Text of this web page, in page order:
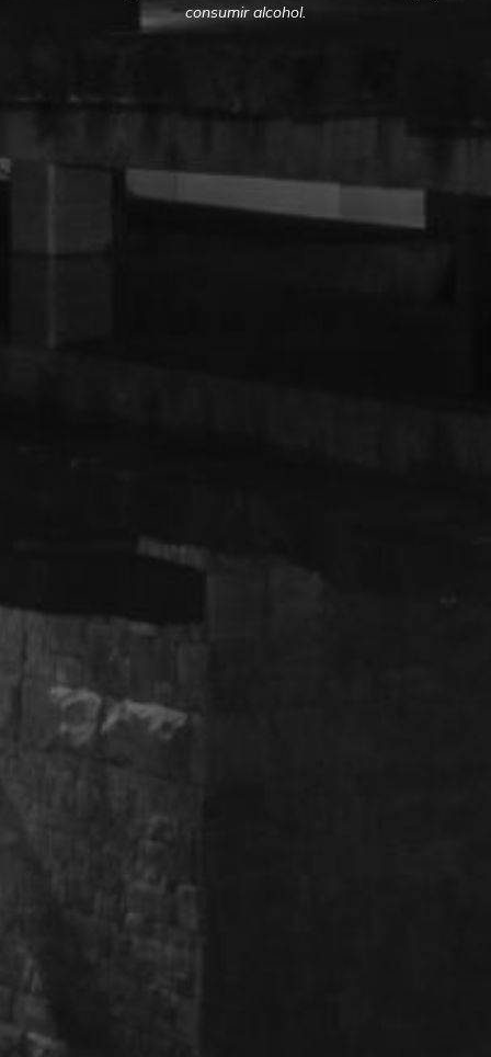
consumir alcohol.